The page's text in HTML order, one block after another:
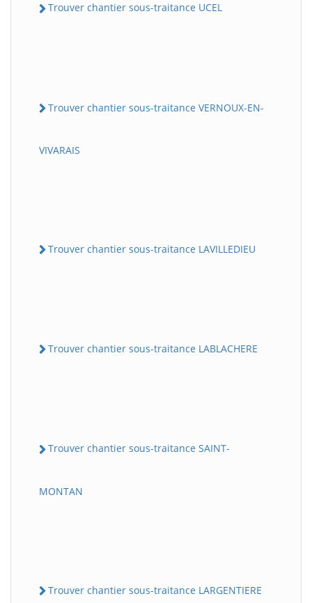
Trouver chantier sous-traitance UCEL
Trouver chantier sous-traitance VERNOUX-EN-
VIVARAIS
Trouver chantier sous-traitance LAVILLEDIEU
Trouver chantier sous-traitance LABLACHERE
Trouver chantier sous-traitance SAINT-
MONTAN
Trouver chantier sous-traitance LARGENTIERE